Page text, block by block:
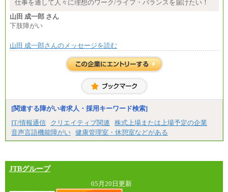
※試用期間中も給与に変更はございません
基本月給／20万5000円以上(正社員・準社員）
いたします
※自己成長支援金(10,000円）を含む
※別途、Workstyle支援金(月額4,000円）
仕事を通して人々に理想のワーク/ライフ・バランスを届けたい！
山田 成一郎 さん
下肢障がい
山田 成一郎さんのメッセージを読む
[関連する障がい者求人・採用キーワード検索]
IT/情報通信
クリエイティブ関連
株式上場または上場予定の企業
音声言語機能障がい 健康管理室・休憩室などがある
JTBグループ
05月20日更新